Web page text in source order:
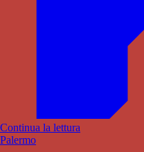
Continua la lettura
Palermo